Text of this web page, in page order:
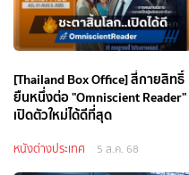
[Thailand Box Office] สี่กายสิทธิ์
ยืนหนึ่งต่อ "Omniscient Reader"
เปิดตัวใหม่ได้ดีที่สุด
หนังต่างประเทศ 5 ส.ค. 68